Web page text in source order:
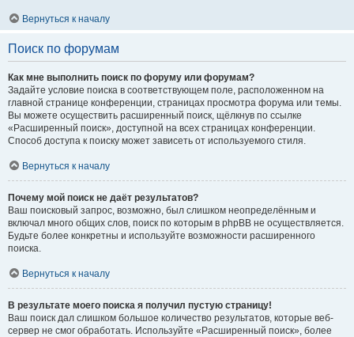
Вернуться к началу
Поиск по форумам
Как мне выполнить поиск по форуму или форумам?
Задайте условие поиска в соответствующем поле, расположенном на
главной странице конференции, страницах просмотра форума или темы.
Вы можете осуществить расширенный поиск, щёлкнув по ссылке
«Расширенный поиск», доступной на всех страницах конференции.
Способ доступа к поиску может зависеть от используемого стиля.
Вернуться к началу
Почему мой поиск не даёт результатов?
Ваш поисковый запрос, возможно, был слишком неопределённым и
включал много общих слов, поиск по которым в phpBB не осуществляется.
Будьте более конкретны и используйте возможности расширенного
поиска.
Вернуться к началу
В результате моего поиска я получил пустую страницу!
Ваш поиск дал слишком большое количество результатов, которые веб-
сервер не смог обработать. Используйте «Расширенный поиск», более